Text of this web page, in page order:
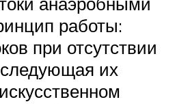
работы:
при отсутствии
их